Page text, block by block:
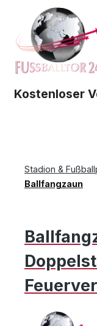
Zum Hauptinhalt
Kostenloser
Stadion &
Ballfangzaun